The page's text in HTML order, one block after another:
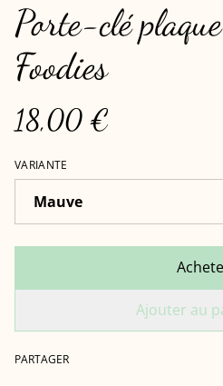
Porte-clé
Foodies
18,00 €
VARIANTE
Ajouter au
PARTAGER